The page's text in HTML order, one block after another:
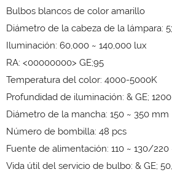
Bulbos blancos de color amarillo
Diámetro de la cabeza de la lámpara:
Iluminación: 60,000 ~ 140,000 lux
RA: <00000000> GE;95
Temperatura del color: 4000-5000K
Profundidad de iluminación: & GE;
Diámetro de la mancha: 150 ~ 350 mm
Número de bombilla: 48 pcs
Fuente de alimentación: 110 ~ 130/
Vida útil del servicio de bulbo: & GE;